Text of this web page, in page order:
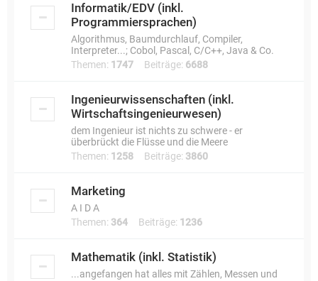
Informatik/EDV (inkl.
Programmiersprachen)
Algorithmus, Baumdurchlauf, Compiler,
Interpreter...; Cobol, Pascal, C/C++, Java & Co.
Themen: 1747 Beiträge: 6688
Ingenieurwissenschaften (inkl.
Wirtschaftsingenieurwesen)
dem Ingenieur ist nichts zu schwere - er
überbrückt die Flüsse und die Meere
Themen: 1258 Beiträge: 3860
Marketing
A I D A
Themen: 364 Beiträge: 1236
Mathematik (inkl. Statistik)
...angefangen hat alles mit Zählen, Messen und